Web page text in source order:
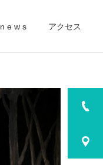
n e w s アクセス
2025